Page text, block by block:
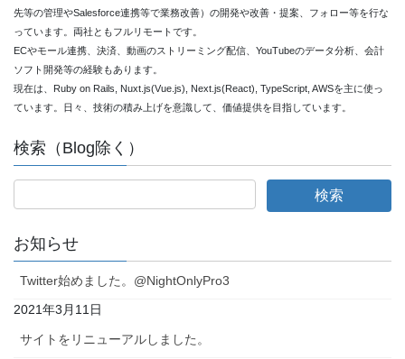
先等の管理やSalesforce連携等で業務改善）の開発や改善・提案、フォロー等を行な
っています。両社ともフルリモートです。
ECやモール連携、決済、動画のストリーミング配信、YouTubeのデータ分析、会計
ソフト開発等の経験もあります。
現在は、Ruby on Rails, Nuxt.js(Vue.js), Next.js(React), TypeScript, AWSを主に使っ
ています。日々、技術の積み上げを意識して、価値提供を目指しています。
検索（Blog除く）
お知らせ
Twitter始めました。@NightOnlyPro3
2021年3月11日
サイトをリニューアルしました。